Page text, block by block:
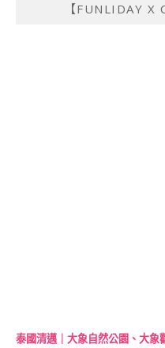
【FUNLIDAY X
泰國清邁｜大象自然公園、大